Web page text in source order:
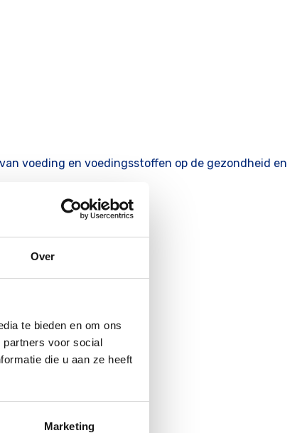
Over
te bieden en om ons
partners voor social
die u aan ze heeft
Marketing
voeding en voedingsstoffen op de gezondheid en